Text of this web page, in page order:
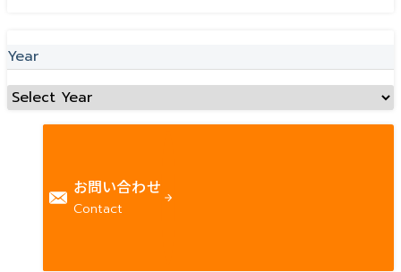
Year
お問い合わせ
Contact